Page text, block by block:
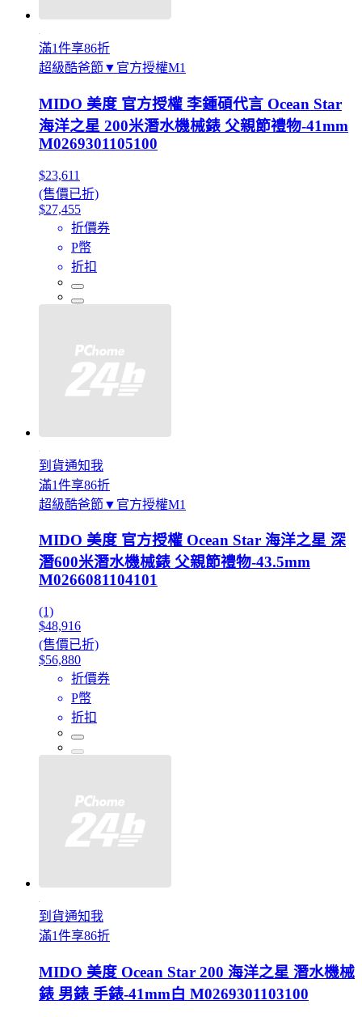
滿1件享86折
超級酷爸節▼官方授權M1
MIDO 美度 官方授權 李鍾碩代言 Ocean Star
海洋之星 200米潛水機械錶 父親節禮物-41mm
M0269301105100
$23,611
(售價已折)
$27,455
折價券
P幣
折扣
到貨通知我
滿1件享86折
超級酷爸節▼官方授權M1
MIDO 美度 官方授權 Ocean Star 海洋之星 深
潛600米潛水機械錶 父親節禮物-43.5mm
M0266081104101
(1)
$48,916
(售價已折)
$56,880
折價券
P幣
折扣
到貨通知我
滿1件享86折
MIDO 美度 Ocean Star 200 海洋之星 潛水機械
錶 男錶 手錶-41mm白 M0269301103100